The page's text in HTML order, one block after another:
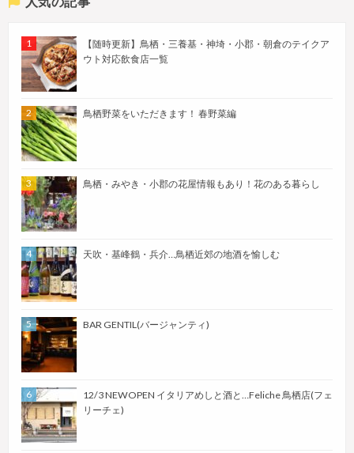
【随時更新】鳥栖・三養基・神埼・小郡・朝倉のテイクア
ウト対応飲食店一覧
鳥栖野菜をいただきます！ 春野菜編
鳥栖・みやき・小郡の花屋情報もあり！花のある暮らし
天吹・基峰鶴・兵介…鳥栖近郊の地酒を愉しむ
BAR GENTIL(バージャンティ)
12/3 NEWOPEN イタリアめしと酒と…Feliche 鳥栖店(フェ
リーチェ)